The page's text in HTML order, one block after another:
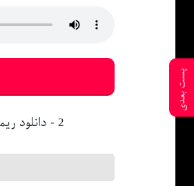
پست بعدی
2 - دانلود ریمیکس دوﻣﺎد ﺑﺎﻳﺪ ﻧﺎز ﺑﻜﺸﻪ ﻓﺎز ﺑﺨﺮه ﺑﺎز ﺑﻜﺸﻪ دیجی شهریار ثقفی ☼